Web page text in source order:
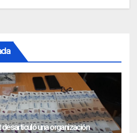
desarticuló una organización